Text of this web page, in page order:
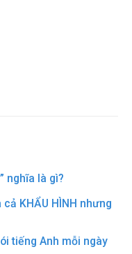
nghĩa là gì?
cả KHẨU HÌNH nhưng
tiếng Anh mỗi ngày